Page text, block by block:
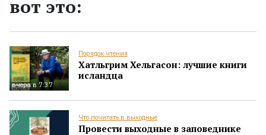
вот это:
вчера в 7:37
Порядок чтения
Хатльгрим Хельгасон: лучшие книги
исландца
Что почитать в выходные
Провести выходные в заповеднике